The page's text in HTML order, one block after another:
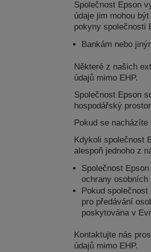
Společnost Epson
údaje jim mohou
pokyny společnosti
Bankám nebo
Některé z našich
údajů mimo EHP.
Společnost Epson
hospodářský
Pokud se nacházíte
Kdykoli společnost
alespoň jednoho z
Společnost
ochrany osobních
Pokud
pro předávání
poskytována v
Kontaktujte nás
údajů mimo EHP.